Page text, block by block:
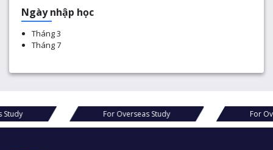
Ngày nhập học
Tháng 3
Tháng 7
For Overseas Study For Overseas Study